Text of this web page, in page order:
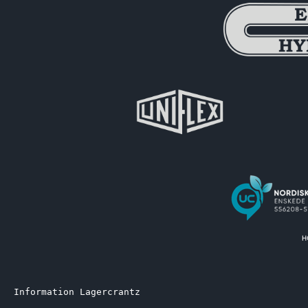
Information Lagercrantz